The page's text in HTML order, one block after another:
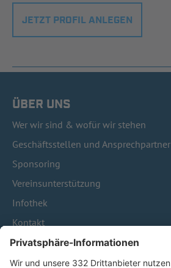
JETZT PROFIL ANLEGEN
ÜBER UNS
Wer wir sind & wofür wir stehen
Geschäftsstellen und Ansprechpartner
Sponsoring
Vereinsunterstützung
Infothek
Kontakt
HÄUFIG BESUCHTE SEITEN